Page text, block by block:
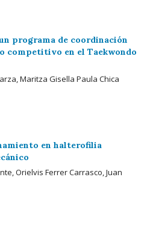
programa de coordinación
competitivo en el Taekwondo
Maritza Gisella Paula Chica
en halterofilia
Orielvis Ferrer Carrasco, Juan